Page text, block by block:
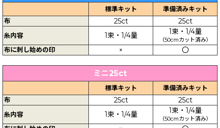
標準キット
準備済みキット
布
25ct 25ct
糸内容 1束・1/4量 1束・1/4量
（50cmカット済み）
布に刺し始めの印 × 〇
ミニ25ct
標準キット
準備済みキット
布
25ct 25ct
糸内容 1束・1/4量 1束・1/4量
（50cmカット済み）